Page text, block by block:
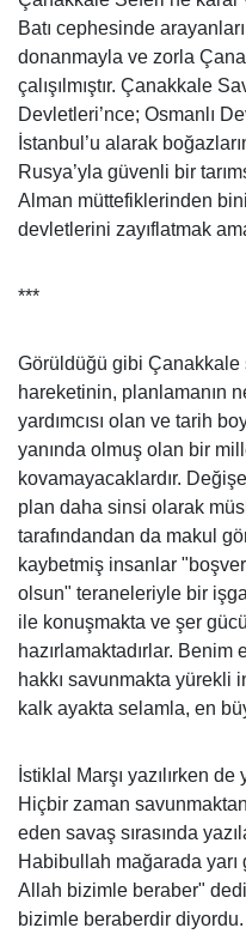
Batı cephesinde
donanmayla ve zorla
çalışılmıştır. Çanakkale
Devletleri’nce; Osmanlı
İstanbul’u alarak
Rusya’yla güvenli bir
Alman müttefiklerinden
devletlerini zayıflatmak
***
Görüldüğü gibi Çanakkale
hareketinin, planlamanın
yardımcısı olan ve tarih
yanında olmuş olan bir
kovamayacaklardır.
plan daha sinsi olarak
tarafındandan da makul
kaybetmiş insanlar "boşver
olsun" teraneleriyle bir
ile konuşmakta ve şer
hazırlamaktadırlar. Benim
hakkı savunmakta yürekli
kalk ayakta selamla, en
İstiklal Marşı yazılırken
Hiçbir zaman
eden savaş sırasında
Habibullah mağarada yarı
Allah bizimle beraber"
bizimle beraberdir